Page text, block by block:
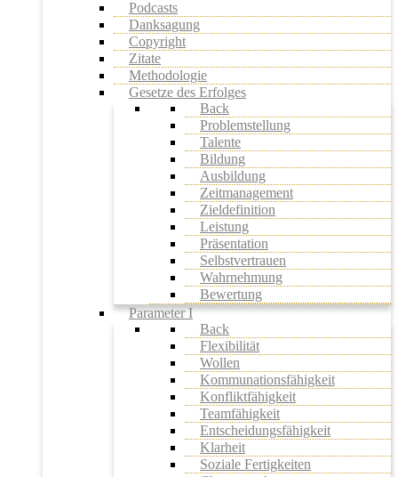
Podcasts
Danksagung
Copyright
Zitate
Methodologie
Gesetze des Erfolges
Back
Problemstellung
Talente
Bildung
Ausbildung
Zeitmanagement
Zieldefinition
Leistung
Präsentation
Selbstvertrauen
Wahrnehmung
Bewertung
Parameter I
Back
Flexibilität
Wollen
Kommunationsfähigkeit
Konfliktfähigkeit
Teamfähigkeit
Entscheidungsfähigkeit
Klarheit
Soziale Fertigkeiten